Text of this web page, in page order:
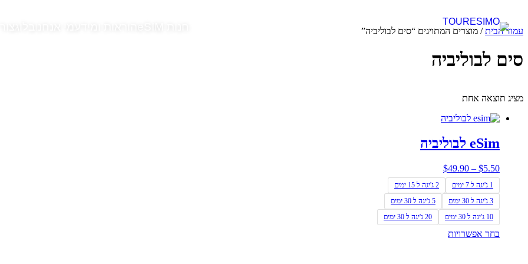
עמוד הבית/ מוצרים המתויגים “סים לבוליביה”
סים לבוליביה
מציג תוצאה אחת
eSim לבוליביה
$5.50
–
$49.90
1 ג'יגה ל 7 ימים
2 ג'יגה ל 15 ימים
3 ג'יגה ל 30 ימים
5 ג'יגה ל 30 ימים
10 ג'יגה ל 30 ימים
20 ג'יגה ל 30 ימים
בחר אפשרויות